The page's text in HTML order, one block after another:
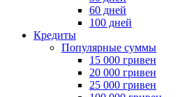
60 дней
100 дней
Кредиты
Популярные суммы
15 000 гривен
20 000 гривен
25 000 гривен